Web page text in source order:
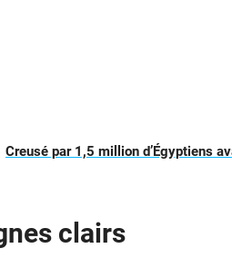
Creusé par 1,5 million d’Égyptiens
clairs